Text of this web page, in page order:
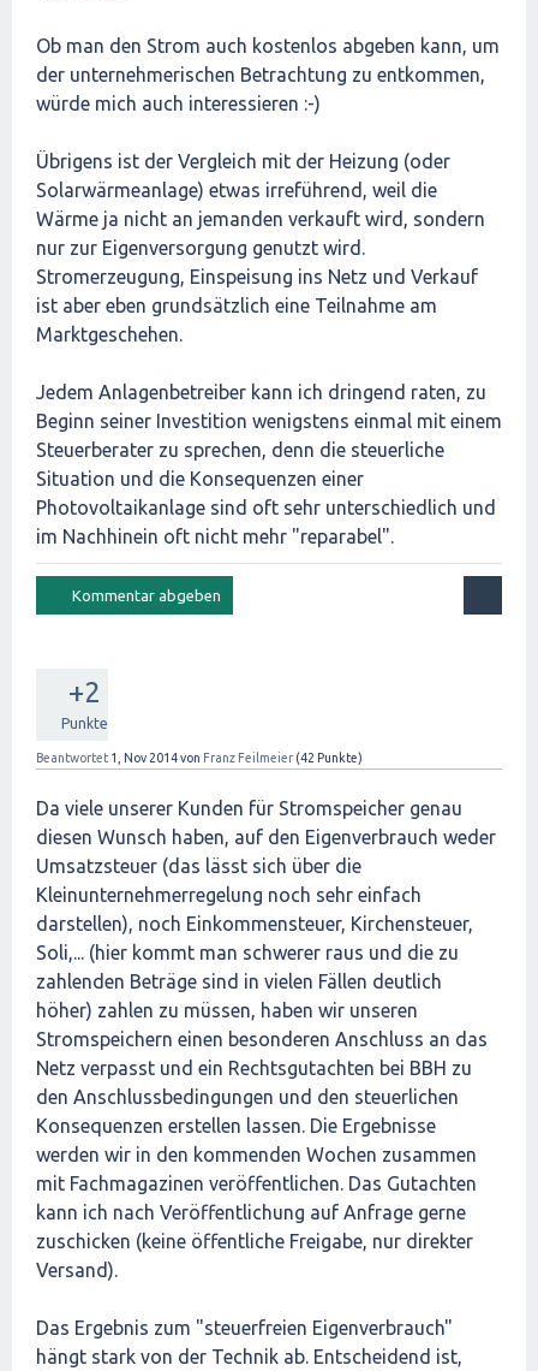
Ob man den Strom auch kostenlos abgeben kann, um
der unternehmerischen Betrachtung zu entkommen,
würde mich auch interessieren :-)
Übrigens ist der Vergleich mit der Heizung (oder
Solarwärmeanlage) etwas irreführend, weil die
Wärme ja nicht an jemanden verkauft wird, sondern
nur zur Eigenversorgung genutzt wird.
Stromerzeugung, Einspeisung ins Netz und Verkauf
ist aber eben grundsätzlich eine Teilnahme am
Marktgeschehen.
Jedem Anlagenbetreiber kann ich dringend raten, zu
Beginn seiner Investition wenigstens einmal mit einem
Steuerberater zu sprechen, denn die steuerliche
Situation und die Konsequenzen einer
Photovoltaikanlage sind oft sehr unterschiedlich und
im Nachhinein oft nicht mehr "reparabel".
+2
Punkte
Beantwortet 1, Nov 2014von Franz Feilmeier (42 Punkte)
Da viele unserer Kunden für Stromspeicher genau
diesen Wunsch haben, auf den Eigenverbrauch weder
Umsatzsteuer (das lässt sich über die
Kleinunternehmerregelung noch sehr einfach
darstellen), noch Einkommensteuer, Kirchensteuer,
Soli,... (hier kommt man schwerer raus und die zu
zahlenden Beträge sind in vielen Fällen deutlich
höher) zahlen zu müssen, haben wir unseren
Stromspeichern einen besonderen Anschluss an das
Netz verpasst und ein Rechtsgutachten bei BBH zu
den Anschlussbedingungen und den steuerlichen
Konsequenzen erstellen lassen. Die Ergebnisse
werden wir in den kommenden Wochen zusammen
mit Fachmagazinen veröffentlichen. Das Gutachten
kann ich nach Veröffentlichung auf Anfrage gerne
zuschicken (keine öffentliche Freigabe, nur direkter
Versand).
Das Ergebnis zum "steuerfreien Eigenverbrauch"
hängt stark von der Technik ab. Entscheidend ist,